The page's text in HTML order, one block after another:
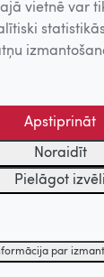
vietnē var
Apstiprināt
Noraidīt
Pielāgot izvēli
par